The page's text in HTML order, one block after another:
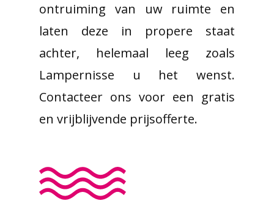
ontruiming van uw ruimte en
laten deze in propere staat
achter, helemaal leeg zoals
Lampernisse u het wenst.
Contacteer ons voor een gratis
en vrijblijvende prijsofferte.